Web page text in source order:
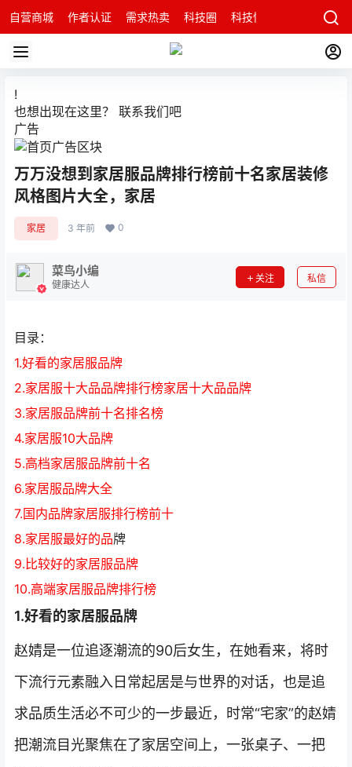
自营商城 作者认证 需求热卖 科技圈 科技快讯 智能科技问
!
也想出现在这里？ 联系我们吧
广告
万万没想到家居服品牌排行榜前十名家居装修
风格图片大全，家居
家居 3 年前 0
菜鸟小编
健康达人
关注 私信
目录：
1.好看的家居服品牌
2.家居服十大品品牌排行榜家居十大品品牌
3.家居服品牌前十名排名榜
4.家居服10大品牌
5.高档家居服品牌前十名
6.家居服品牌大全
7.国内品牌家居服排行榜前十
8.家居服最好的品牌
9.比较好的家居服品牌
10.高端家居服品牌排行榜
1.好看的家居服品牌
赵婧是一位追逐潮流的90后女生，在她看来，将时
下流行元素融入日常起居是与世界的对话，也是追
求品质生活必不可少的一步最近，时常“宅家”的赵婧
把潮流目光聚焦在了家居空间上，一张桌子、一把